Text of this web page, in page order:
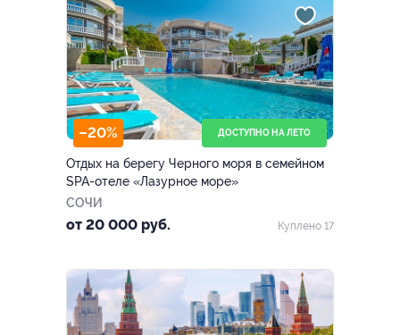
–20% ДОСТУПНО НА ЛЕТО
Отдых на берегу Черного моря в семейном
SPA-отеле «Лазурное море»
СОЧИ
от 20 000 руб. Куплено 17